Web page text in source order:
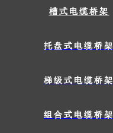
托盘式电缆桥架
组合式电缆桥架
梯级式电缆桥架
槽式电缆桥架